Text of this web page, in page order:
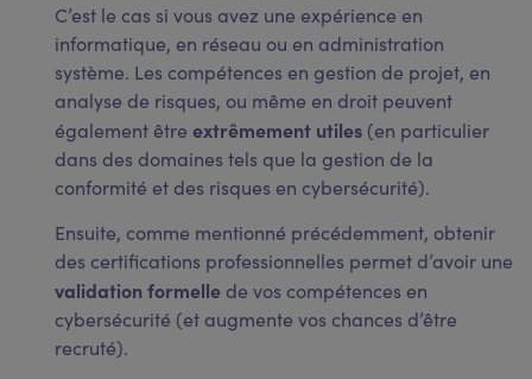
C’est le cas si vous avez une expérience en
informatique, en réseau ou en administration
système. Les compétences en gestion de projet, en
analyse de risques, ou même en droit peuvent
également être extrêmement utiles (en particulier
dans des domaines tels que la gestion de la
conformité et des risques en cybersécurité).
Ensuite, comme mentionné précédemment, obtenir
des certifications professionnelles permet d’avoir une
validation formelle de vos compétences en
cybersécurité (et augmente vos chances d’être
recruté).